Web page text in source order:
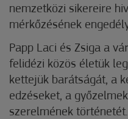
nemzetközi sikereire
mérkőzésének
Papp Laci és Zsiga a
felidézi közös életük
kettejük barátságát, a
edzéseket, a
szerelmének